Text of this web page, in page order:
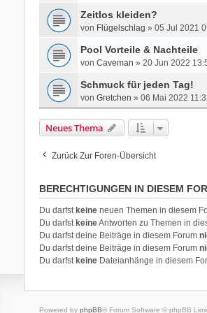
Zeitlos kleiden?
von Flügelschlag » 05 Jul 2021
Pool Vorteile & Nachteile
von Caveman » 20 Jun 2022
Schmuck für jeden Tag!
von Gretchen » 06 Mai 2022
Neues Thema
Zurück Zur Foren-Übersicht
BERECHTIGUNGEN IN DIESEM
Du darfst keineneuen Themen in diesem
Du darfst keineAntworten zu Themen in
Du darfst deine Beiträge in diesem Forum
Du darfst deine Beiträge in diesem Forum
Du darfst keineDateianhänge in diesem
Powered by phpBB® Forum Software © phpBB